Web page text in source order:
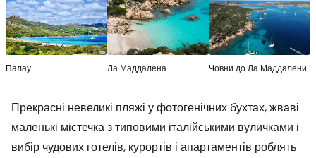
Палау Ла Маддалена Човни до Ла Маддалени
Прекрасні невеликі пляжі у фотогенічних бухтах, жваві
маленькі містечка з типовими італійськими вуличками і
вибір чудових готелів, курортів і апартаментів роблять